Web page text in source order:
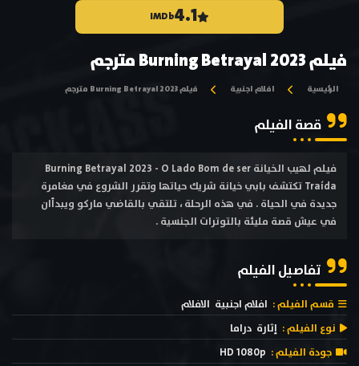
4.1
IMDb
فيلم Burning Betrayal 2023 مترجم
الرئيسية افلام اجنبية فيلم Burning Betrayal 2023 مترجم
قصة الفيلم
فيلم لهيب الخيانة Burning Betrayal 2023 - O Lado Bom de ser
Traída تكتشف بابي خيانة شريك حياتها وتقرر الشروع في مغامرة
جديدة في الحياة . في هذه الرحلة ، تلتقي بالقاضي ماركو ويبدأان
في عيش قصة مليئة بالتوترات الجنسية .
تفاصيل الفيلم
قسم الفيلم : افلام اجنبية الافلام
نوع الفيلم : إثارة دراما
جودة الفيلم : HD 1080p